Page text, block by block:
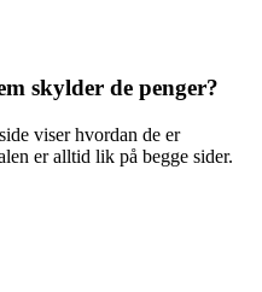
skylder de penger?
viser hvordan de er
er alltid lik på begge sider.